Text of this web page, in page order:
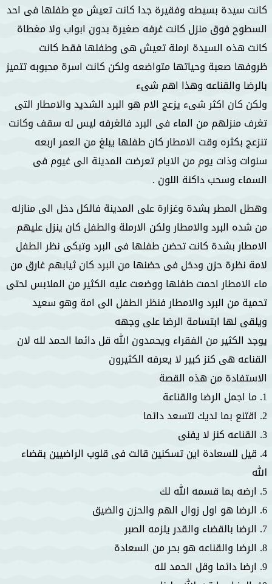
كانت سيدة بسيطه وفقيرة جدا كانت تعيش مع طفلها فى احد
السطوح فوق منزل كانت غرفه صغيرة بدون ابواب ولا مغطاة
كانت هذه السيدة ارملة تعيش هى وطفلها فقط كانت
ظروفها صعبة وحياتها متواضعه ولكن كانت اسرة محبوبه تتميز
بالرضا والقناعه وهذا اهم شىء
ولكن كان اكثر شىء يزعج الام هو البرد الشديد والامطار التى
تغرف منزلهم من الماء فى البرد فالغرفه ليس له سقف وكانت
تنزعج بكثره وقت الامطار كان طفلها يبلغ من العمر اربعه
سنوات وذات يوم من الايام تعرضت المدينة الى غيوم فى
السماء وسحب داكنة اللون .
وهطل المطر بشدة وغزارة على المدينة فالكل دخل الى منازله
من شده البرد والامطار ولكن الارملة والطفل كان ينزل عليهم
الامطار بشدة كانت تحضن طفلها فى البرد وتبكى نظر الطفل
لامة نظرة حزن ودخل فى حضنها من البرد كان ثيابهم غارق من
ماء الامطار احمت طفلها ووضعت عليه الكثير من الملابس لحتى
تحمية من البرد والامطار فنظر الطفل الى امة وهو سعيد
ويلقى لها ابتسامة الرضا على وجهه
يوجد الكثير من الفقراء ويحمدون الله قل دائما الحمد لله لان
القناعه هى كنز كبير لا يعرفه الكثيرون
الاستفادة من هذه القصة
1. ما اجمل الرضا والقناعة
2. اقتنع بما لديك لتسعد دائما
3. القناعه كنز لا يفنى
4. قيل للسعادة اين تسكنين قالت فى قلوب الراضيين بقضاء
الله
5. ارضه بما قسمه الله لك
6. الرضا هو اول زوال الهم والحزن والضيق
7. الرضا بالقضاء والقدر يلزمه الصبر
8. الرضا والقناعه هو بحر من السعادة
9. ارضا دائما وقل الحمد لله